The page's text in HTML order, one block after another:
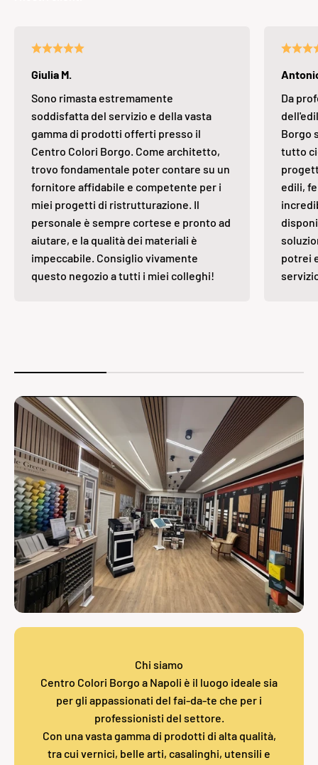
Giulia M.
Sono rimasta estremamente
soddisfatta del servizio e della vasta
gamma di prodotti offerti presso il
Centro Colori Borgo. Come architetto,
trovo fondamentale poter contare su un
fornitore affidabile e competente per i
miei progetti di ristrutturazione. Il
personale è sempre cortese e pronto ad
aiutare, e la qualità dei materiali è
impeccabile. Consiglio vivamente
questo negozio a tutti i miei colleghi!
Da
Borgo
tutto
edili,
potrei
Chi siamo
Centro Colori Borgo a Napoli è il luogo ideale sia
per gli appassionati del fai-da-te che per i
professionisti del settore.
Con una vasta gamma di prodotti di alta qualità,
tra cui vernici, belle arti, casalinghi, utensili e